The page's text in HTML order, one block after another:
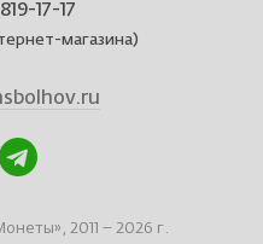
17-17
магазина)
2011 – 2026 г.